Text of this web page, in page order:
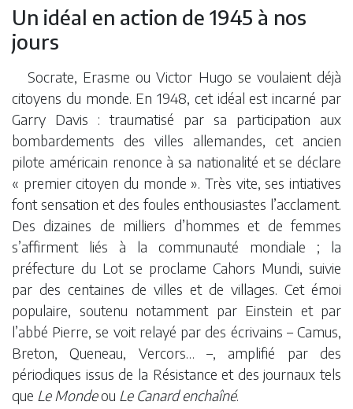
Un idéal en action de 1945 à nos
jours
Socrate, Erasme ou Victor Hugo se voulaient déjà
citoyens du monde. En 1948, cet idéal est incarné par
Garry Davis : traumatisé par sa participation aux
bombardements des villes allemandes, cet ancien
pilote américain renonce à sa nationalité et se déclare
« premier citoyen du monde ». Très vite, ses intiatives
font sensation et des foules enthousiastes l’acclament.
Des dizaines de milliers d’hommes et de femmes
s’affirment liés à la communauté mondiale ; la
préfecture du Lot se proclame Cahors Mundi, suivie
par des centaines de villes et de villages. Cet émoi
populaire, soutenu notamment par Einstein et par
l’abbé Pierre, se voit relayé par des écrivains – Camus,
Breton, Queneau, Vercors… –, amplifié par des
périodiques issus de la Résistance et des journaux tels
que Le Mondeou Le Canard enchaîné.